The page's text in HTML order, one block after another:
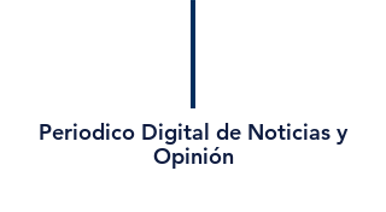
Periodico Digital de Noticias y
Opinión